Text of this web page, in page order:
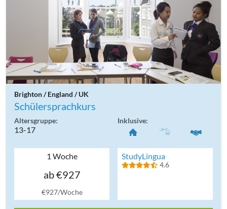
Brighton / England / UK
Schülersprachkurs
Altersgruppe:
13-17
Inklusive:
1 Woche
ab €927
€927/Woche
StudyLingua
4.6